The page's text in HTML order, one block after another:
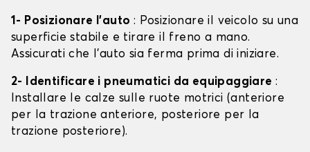
1- Posizionare l'auto : Posizionare il veicolo su una
superficie stabile e tirare il freno a mano.
Assicurati che l'auto sia ferma prima di iniziare.
2- Identificare i pneumatici da equipaggiare :
Installare le calze sulle ruote motrici (anteriore
per la trazione anteriore, posteriore per la
trazione posteriore).